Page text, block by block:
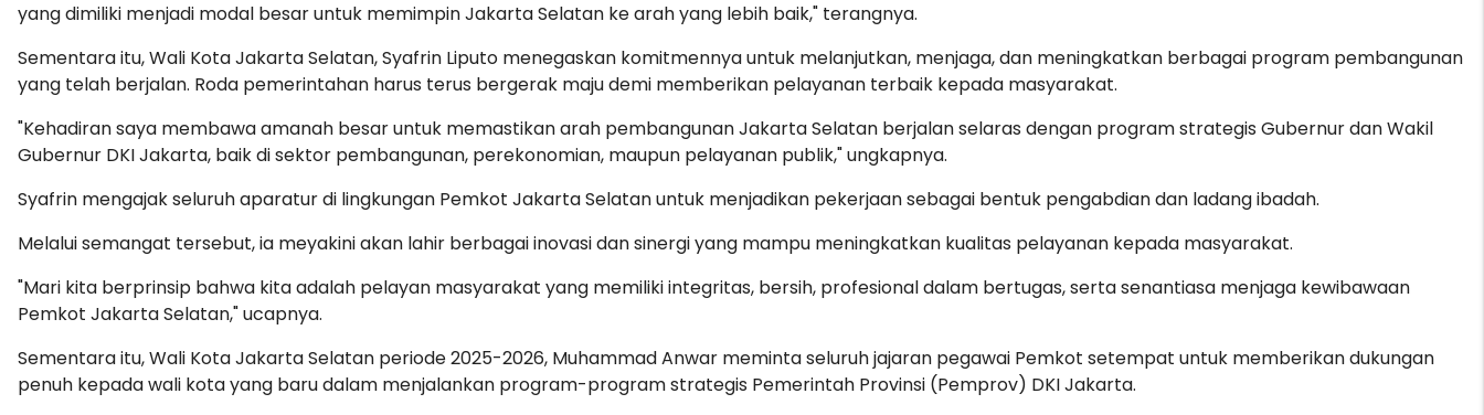
yang dimiliki menjadi modal besar untuk memimpin Jakarta Selatan ke arah yang lebih baik," terangnya.
Sementara itu, Wali Kota Jakarta Selatan, Syafrin Liputo menegaskan komitmennya untuk melanjutkan, menjaga, dan meningkatkan berbagai program pembangunan
yang telah berjalan. Roda pemerintahan harus terus bergerak maju demi memberikan pelayanan terbaik kepada masyarakat.
"Kehadiran saya membawa amanah besar untuk memastikan arah pembangunan Jakarta Selatan berjalan selaras dengan program strategis Gubernur dan Wakil
Gubernur DKI Jakarta, baik di sektor pembangunan, perekonomian, maupun pelayanan publik," ungkapnya.
Syafrin mengajak seluruh aparatur di lingkungan Pemkot Jakarta Selatan untuk menjadikan pekerjaan sebagai bentuk pengabdian dan ladang ibadah.
Melalui semangat tersebut, ia meyakini akan lahir berbagai inovasi dan sinergi yang mampu meningkatkan kualitas pelayanan kepada masyarakat.
"Mari kita berprinsip bahwa kita adalah pelayan masyarakat yang memiliki integritas, bersih, profesional dalam bertugas, serta senantiasa menjaga kewibawaan
Pemkot Jakarta Selatan," ucapnya.
Sementara itu, Wali Kota Jakarta Selatan periode 2025-2026, Muhammad Anwar meminta seluruh jajaran pegawai Pemkot setempat untuk memberikan dukungan
penuh kepada wali kota yang baru dalam menjalankan program-program strategis Pemerintah Provinsi (Pemprov) DKI Jakarta.